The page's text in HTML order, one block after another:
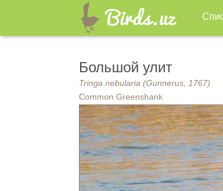
Большой улит
Tringa nebularia (Gunnerus, 1767)
Common Greenshank